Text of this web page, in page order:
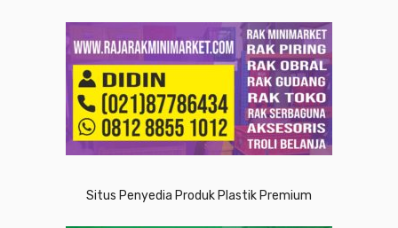
Situs Penyedia Produk Plastik Premium